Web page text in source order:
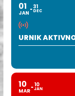
01
JAN
31
DEC
URNIK
10
MAR
10
JAN